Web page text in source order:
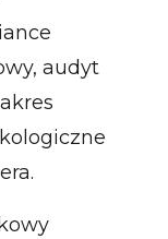
audyt